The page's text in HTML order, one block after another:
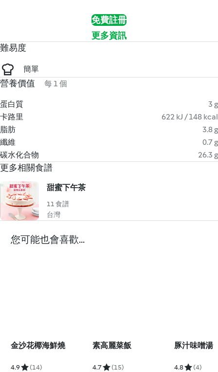
免費註冊
更多資訊
難易度
簡單
營養價值 每 1 個
蛋白質
3 g
卡路里
622 kJ / 148 kcal
脂肪
3.8 g
纖維
0.7 g
碳水化合物
26.3 g
更多相關食譜
甜蜜下午茶
11 食譜
台灣
您可能也會喜歡...
金沙花椰海鮮燒
4.9 (14)
素高麗菜飯
4.7 (15)
豚汁味噌湯
4.8 (4)